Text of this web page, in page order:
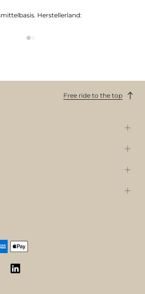
Herstellerland:
Free ride to the top